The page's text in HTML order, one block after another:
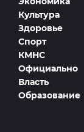
Культура
Здоровье
Спорт
КМНС
Официально
Власть
Образование